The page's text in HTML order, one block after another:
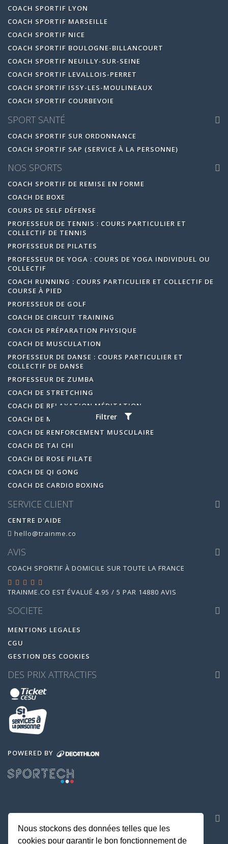
Filtrer
COACH SPORTIF LYON
COACH SPORTIF MARSEILLE
COACH SPORTIF NICE
COACH SPORTIF BOULOGNE-BILLANCOURT
COACH SPORTIF NEUILLY-SUR-SEINE
COACH SPORTIF LEVALLOIS-PERRET
COACH SPORTIF ISSY-LES-MOULINEAUX
COACH SPORTIF COURBEVOIE
SPORT SANTÉ
COACH SPORTIF SUR ORDONNANCE
COACH SPORTIF SAP (SERVICE À LA PERSONNE)
NOS SPORTS
COACH SPORTIF DE REMISE EN FORME
COACH DE BOXE
COURS DE SELF DÉFENSE
PROFESSEUR DE TENNIS : COURS PARTICULIER ET
COLLECTIF DE TENNIS
PROFESSEUR DE PILATES
PROFESSEUR DE YOGA : COURS DE YOGA INDIVIDUEL OU
COLLECTIF
COACH RUNNING : COURS PARTICULIER ET COLLECTIF DE
COURSE À PIED
PROFESSEUR DE GOLF
COACH DE CIRCUIT TRAINING
COACH DE PRÉPARATION PHYSIQUE
COACH DE MUSCULATION
PROFESSEUR DE DANSE : COURS PARTICULIER ET
COLLECTIF DE DANSE
PROFESSEUR DE ZUMBA
COACH DE STRETCHING
COACH DE RELAXATION MÉDITATION
COACH DE MARCHE NORDIQUE
COACH DE RENFORCEMENT MUSCULAIRE
COACH DE TAI CHI
COACH DE ROSE PILATE
COACH DE QI GONG
COACH DE CARDIO BOXING
SERVICE CLIENT
CENTRE D'AIDE
hello@trainme.co
AVIS
COACH SPORTIF À DOMICILE SUR TOUTE LA FRANCE
TRAINME.CO EST ÉVALUÉ 4.95 / 5 PAR 14880 AVIS
SOCIETE
MENTIONS LEGALES
CGU
GESTION DES COOKIES
DES PRIX ATTRACTIFS
POWERED BY
Nous stockons des données telles que les
cookies pour garantir le bon fonctionnement de